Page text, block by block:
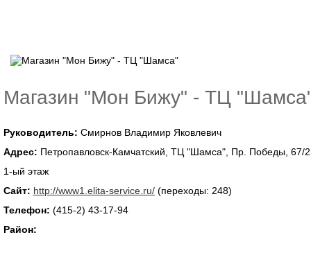
Магазин "Мон Бижу" - ТЦ
Руководитель: Смирнов Владимир Яковлевич
Адрес: Петропавловск-Камчатский, ТЦ "Шамса", Пр. Победы, 67/
1-ый этаж
Сайт: http://www1.elita-service.ru/ (переходы: 248)
Телефон: (415-2) 43-17-94
Район: